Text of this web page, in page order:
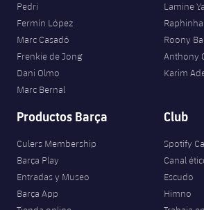
Pedri
Fermín López
Marc Casadó
Frenkie de Jong
Dani Olmo
Marc Bernal
Lamine
Raphinha
Roony
Anthony
Karim
Productos Barça
Culers Membership
Barça Play
Entradas y Museo
Barça App
Club
Spotify
Canal
Escudo
Himno